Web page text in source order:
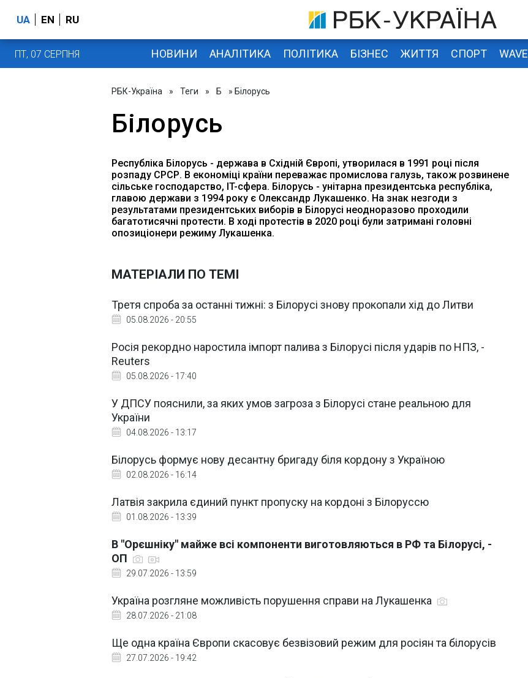
UA EN RU
ПТ, 07 СЕРПНЯ НОВИНИ АНАЛІТИКА ПОЛІТИКА БІЗНЕС ЖИТТЯ СПОРТ WAVE
РБК-Україна » Теги » Б » Білорусь
Білорусь
Республіка Білорусь - держава в Східній Європі, утворилася в 1991 році після
розпаду СРСР. В економіці країни переважає промислова галузь, також розвинене
сільське господарство, IT-сфера. Білорусь - унітарна президентська республіка,
главою держави з 1994 року є Олександр Лукашенко. На знак незгоди з
результатами президентських виборів в Білорусі неодноразово проходили
багатотисячні протести. В ході протестів в 2020 році були затримані головні
опозиціонери режиму Лукашенка.
МАТЕРІАЛИ ПО ТЕМІ
Третя спроба за останні тижні: з Білорусі знову прокопали хід до Литви
05.08.2026 - 20:55
Росія рекордно наростила імпорт палива з Білорусі після ударів по НПЗ, -
Reuters
05.08.2026 - 17:40
У ДПСУ пояснили, за яких умов загроза з Білорусі стане реальною для
України
04.08.2026 - 13:17
Білорусь формує нову десантну бригаду біля кордону з Україною
02.08.2026 - 16:14
Латвія закрила єдиний пункт пропуску на кордоні з Білоруссю
01.08.2026 - 13:39
В "Орєшніку" майже всі компоненти виготовляються в РФ та Білорусі, -
ОП
29.07.2026 - 13:59
Україна розгляне можливість порушення справи на Лукашенка
28.07.2026 - 21:08
Ще одна країна Європи скасовує безвізовий режим для росіян та білорусів
27.07.2026 - 19:42